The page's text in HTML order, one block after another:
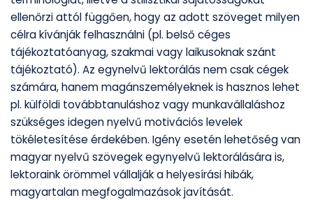
ellenőrzi attól függően, hogy az adott szöveget milyen
célra kívánják felhasználni (pl. belső céges
tájékoztatóanyag, szakmai vagy laikusoknak szánt
tájékoztató). Az egynelvű lektorálás nem csak cégek
számára, hanem magánszemélyeknek is hasznos lehet
pl. külföldi továbbtanuláshoz vagy munkavállaláshoz
szükséges idegen nyelvű motivációs levelek
tökéletesítése érdekében. Igény esetén lehetőség van
magyar nyelvű szövegek egynyelvű lektorálására is,
lektoraink örömmel vállalják a helyesírási hibák,
magyartalan megfogalmazások javítását.